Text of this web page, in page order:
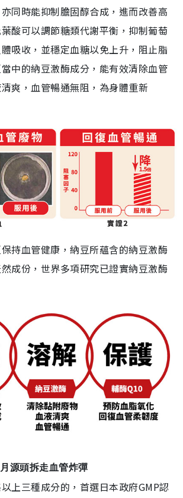
同時能抑制膽固醇合成，進而改善高
酸可以調節糖類代謝平衡，抑制葡萄
吸收，並穩定血糖以免上升，阻止脂
中的納豆激酶成分，能有效清除血管
爽，血管暢通無阻，為身體重新
持血管健康，納豆所蘊含的納豆激酶
成份，世界多項研究已證實納豆激酶
源頭拆走血管炸彈
上三種成分的，首選日本政府GMP認